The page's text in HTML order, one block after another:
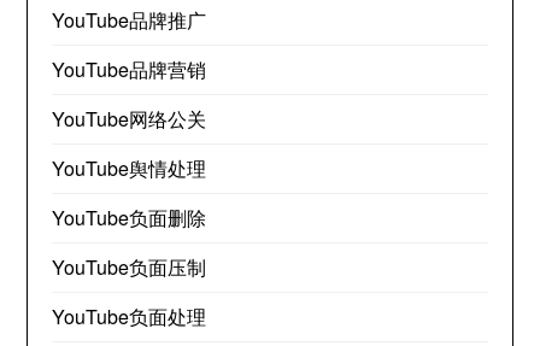
YouTube品牌推广
YouTube品牌营销
YouTube网络公关
YouTube舆情处理
YouTube负面删除
YouTube负面压制
YouTube负面处理